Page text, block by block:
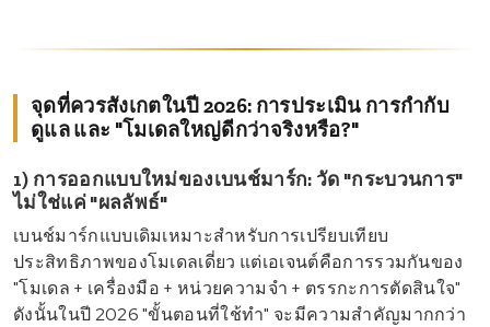
จุดที่ควรสังเกตในปี 2026: การประเมิน การกำกับ
ดูแล และ "โมเดลใหญ่ดีกว่าจริงหรือ?"
1) การออกแบบใหม่ของเบนช์มาร์ก: วัด "กระบวนการ"
ไม่ใช่แค่ "ผลลัพธ์"
เบนช์มาร์กแบบเดิมเหมาะสำหรับการเปรียบเทียบ
ประสิทธิภาพของโมเดลเดี่ยว แต่เอเจนต์คือการรวมกันของ
"โมเดล + เครื่องมือ + หน่วยความจำ + ตรรกะการตัดสินใจ"
ดังนั้นในปี 2026 "ขั้นตอนที่ใช้ทำ" จะมีความสำคัญมากกว่า